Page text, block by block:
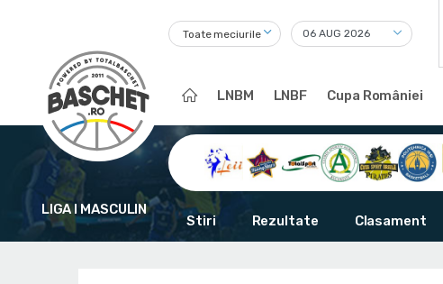
Toate meciurile
LNBM LNBF Cupa României
LIGA I MASCULIN
Stiri Rezultate Clasament